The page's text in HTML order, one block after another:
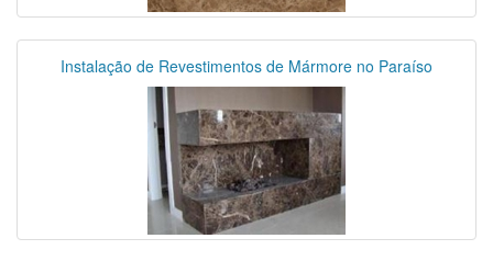
Instalação de Revestimentos de Mármore no Paraíso